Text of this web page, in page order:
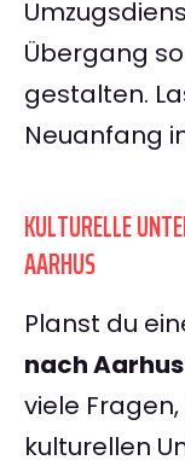
Übergang
gestalten.
Neuanfang
KULTURELLE
AARHUS
Planst du
nach Aarhus
viele
kulturellen